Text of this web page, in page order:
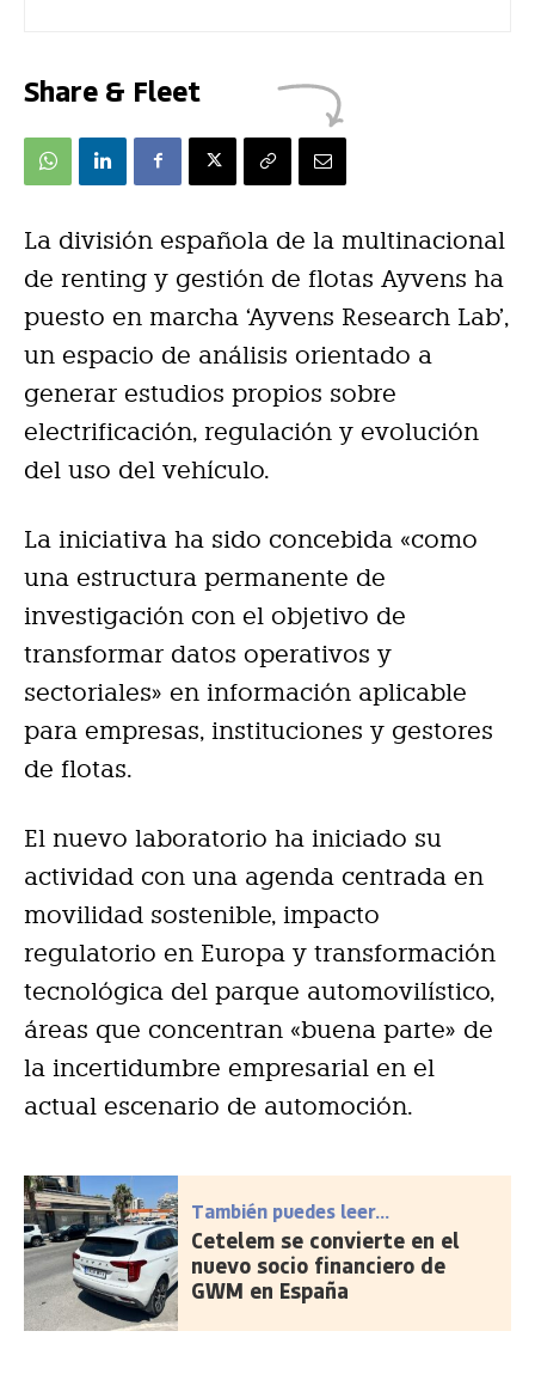
Share & Fleet
La división española de la multinacional
de renting y gestión de flotas Ayvens ha
puesto en marcha ‘Ayvens Research Lab’,
un espacio de análisis orientado a
generar estudios propios sobre
electrificación, regulación y evolución
del uso del vehículo.
La iniciativa ha sido concebida «como
una estructura permanente de
investigación con el objetivo de
transformar datos operativos y
sectoriales» en información aplicable
para empresas, instituciones y gestores
de flotas.
El nuevo laboratorio ha iniciado su
actividad con una agenda centrada en
movilidad sostenible, impacto
regulatorio en Europa y transformación
tecnológica del parque automovilístico,
áreas que concentran «buena parte» de
la incertidumbre empresarial en el
actual escenario de automoción.
También puedes leer...
Cetelem se convierte en el
nuevo socio financiero de
GWM en España